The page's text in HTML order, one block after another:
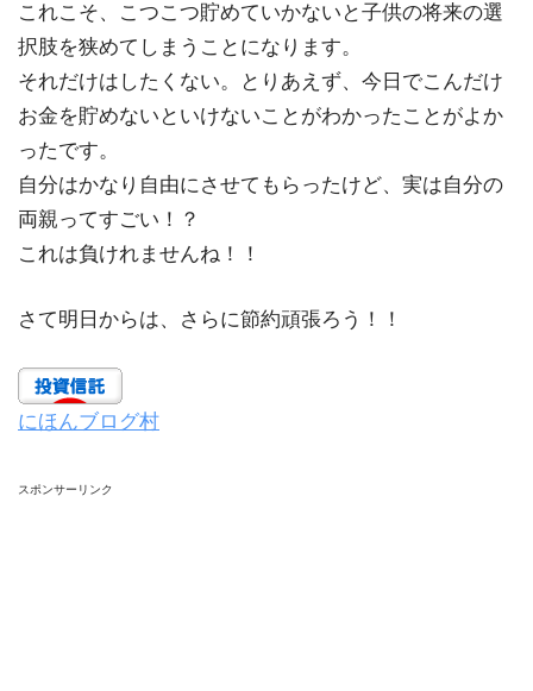
これこそ、こつこつ貯めていかないと子供の将来の選
択肢を狭めてしまうことになります。
それだけはしたくない。とりあえず、今日でこんだけ
お金を貯めないといけないことがわかったことがよか
ったです。
自分はかなり自由にさせてもらったけど、実は自分の
両親ってすごい！？
これは負けれませんね！！
さて明日からは、さらに節約頑張ろう！！
にほんブログ村
スポンサーリンク